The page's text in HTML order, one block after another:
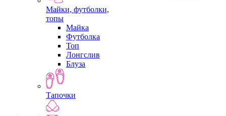
Майки, футболки,
топы
Майка
Футболка
Топ
Лонгслив
Блуза
Тапочки